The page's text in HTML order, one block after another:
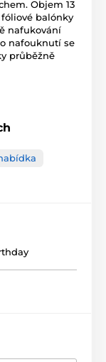
Objem 13
fóliové balónky
nafukování
nafouknutí se
průběžně